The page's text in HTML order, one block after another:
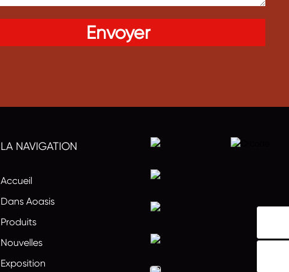
LA NAVIGATION
Accueil
Dans Aoasis
Produits
Nouvelles
Exposition